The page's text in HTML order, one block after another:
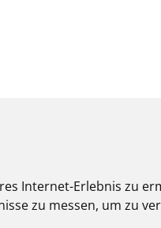
Internet-Erlebnis zu
zu messen, um zu